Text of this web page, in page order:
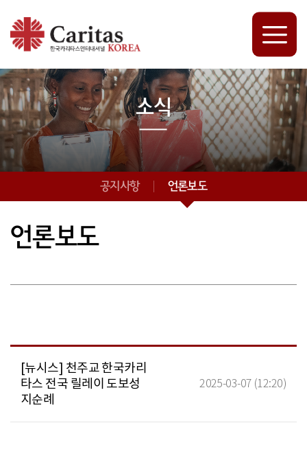
소식
공지사항 언론보도
언론보도
[뉴시스] 천주교 한국카리
타스 전국 릴레이 도보성
지순례
2025-03-07 (12:20)